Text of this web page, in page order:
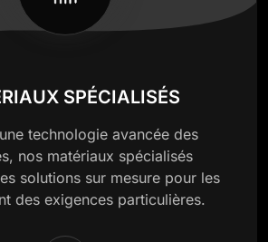
SPÉCIALISÉS
technologie avancée des
nos matériaux spécialisés
solutions sur mesure pour les
des exigences particulières.